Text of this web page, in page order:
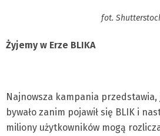
fot.
Żyjemy w Erze BLIKA
Najnowsza kampania przedstawia,
bywało zanim pojawił się BLIK i
miliony użytkowników mogą